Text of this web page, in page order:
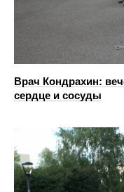
Врач Кондрахин:
сердце и сосуды